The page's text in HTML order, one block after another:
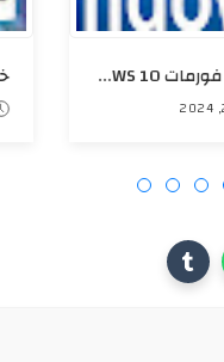
طريقة عمل فورمات WINDOWS 10 بالكامل من خلال USB/CD | شرح مفصل خطوة بخطوة ✅